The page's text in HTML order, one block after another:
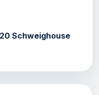
Schweighouse